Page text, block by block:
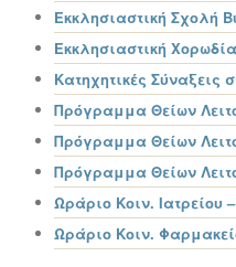
Εκκλησιαστική Σχολή
Εκκλησιαστική
Κατηχητικές Σύναξεις
Πρόγραμμα Θείων
Πρόγραμμα Θείων
Πρόγραμμα Θείων
Ωράριο Κοιν. Ιατρείου
Ωράριο Κοιν.